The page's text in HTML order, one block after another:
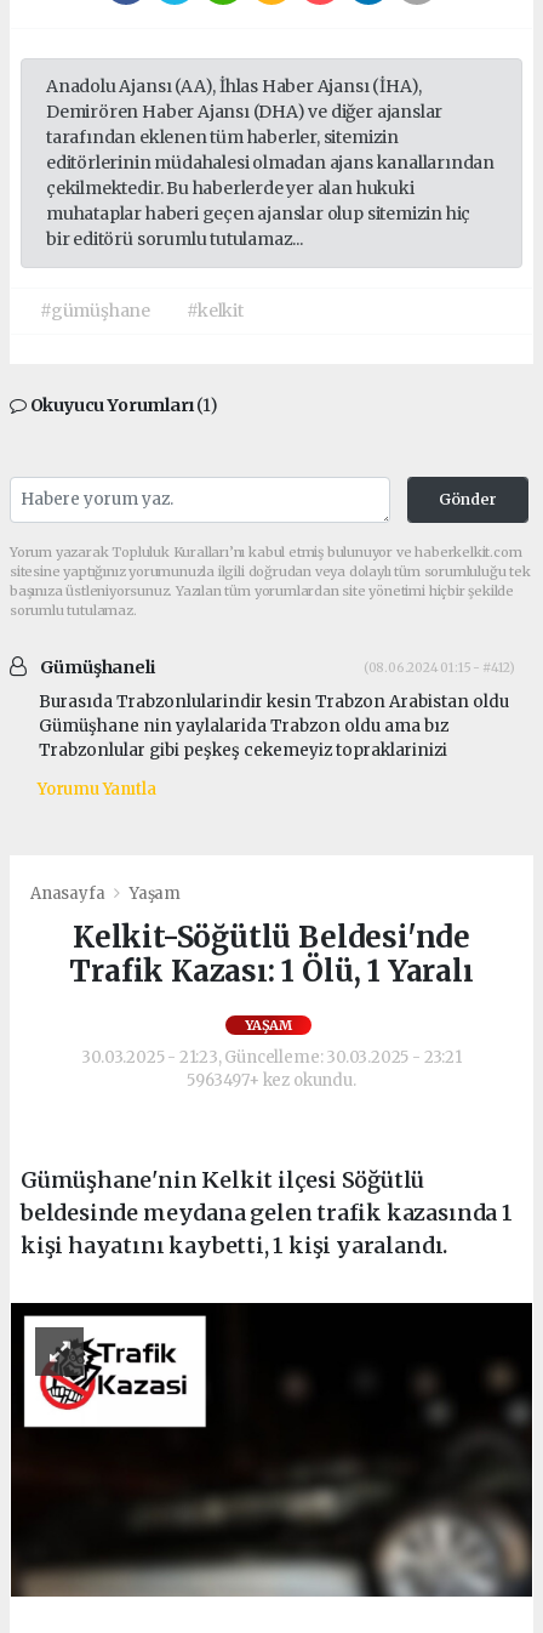
Anadolu Ajansı (AA), İhlas Haber Ajansı (İHA),
Demirören Haber Ajansı (DHA) ve diğer ajanslar
tarafından eklenen tüm haberler, sitemizin
editörlerinin müdahalesi olmadan ajans kanallarından
çekilmektedir. Bu haberlerde yer alan hukuki
muhataplar haberi geçen ajanslar olup sitemizin hiç
bir editörü sorumlu tutulamaz...
#gümüşhane #kelkit
Okuyucu Yorumları(1)
Gönder
Yorum yazarak Topluluk Kuralları’nı kabul etmiş bulunuyor ve haberkelkit.com
sitesine yaptığınız yorumunuzla ilgili doğrudan veya dolaylı tüm sorumluluğu tek
başınıza üstleniyorsunuz. Yazılan tüm yorumlardan site yönetimi hiçbir şekilde
sorumlu tutulamaz.
Gümüşhaneli (08.06.2024 01:15 - #412)
Burasıda Trabzonlularindir kesin Trabzon Arabistan oldu
Gümüşhane nin yaylalarida Trabzon oldu ama bız
Trabzonlular gibi peşkeş cekemeyiz topraklarinizi
Yorumu Yanıtla
Anasayfa Yaşam
Kelkit-Söğütlü Beldesi'nde
Trafik Kazası: 1 Ölü, 1 Yaralı
YAŞAM
30.03.2025 - 21:23, Güncelleme: 30.03.2025 - 23:21
5963497+ kez okundu.
Gümüşhane'nin Kelkit ilçesi Söğütlü
beldesinde meydana gelen trafik kazasında 1
kişi hayatını kaybetti, 1 kişi yaralandı.